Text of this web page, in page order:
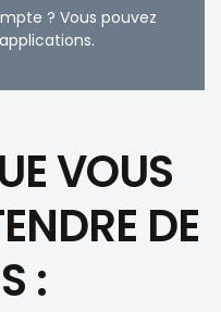
? Vous pouvez
VOUS
DE
: